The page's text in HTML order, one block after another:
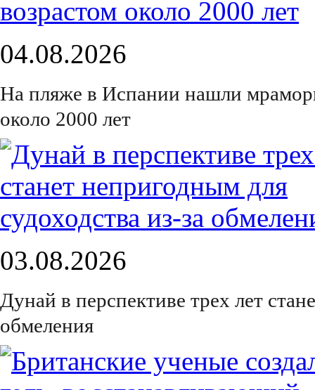
04.08.2026
На пляже в Испании нашли
около 2000 лет
03.08.2026
Дунай в перспективе трех лет
обмеления